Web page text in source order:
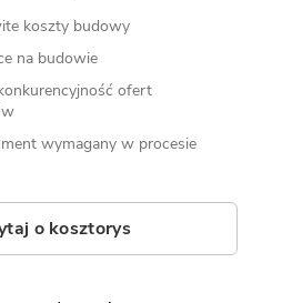
koszty budowy
na budowie
ofert
wymagany w procesie
o kosztorys